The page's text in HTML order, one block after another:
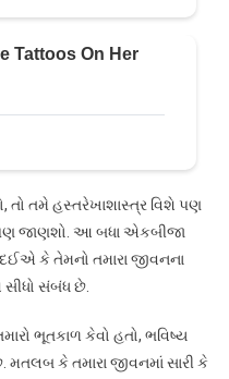
તો તમે હસ્તરેખાશાસ્ત્ર વિશે પણ
જાણશો. આ બધા એકબીજા
કે તેમનો તમારા જીવનના
સંબંધ છે.
ભૂતકાળ કેવો હતો, ભવિષ્ય
કે તમારા જીવનમાં સારી કે